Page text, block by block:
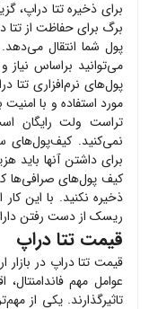
برای ذخیرهتتا دراپ،
برگ برای حفاظت از تتا
پول شما انتقال
می‌توانید براساس نیاز
پول‌های نرم‌افزاری تتا
مورد استفاده و با
تراست ولت رایگان
نمی‌کنید. کیف‌پول‌های
برای داشتن آنها باید
کیف پول‌های صرافی‌ها
ذخیره نکنید. با این
ریسک از دست رفتن
قیمت تتا دراپ
قیمت تتا دراپ در
عوامل مهم
تاثیرگذارند. یکی از